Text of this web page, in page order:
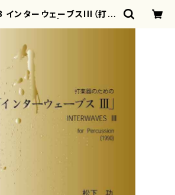
ンターウェーブスIII（打楽